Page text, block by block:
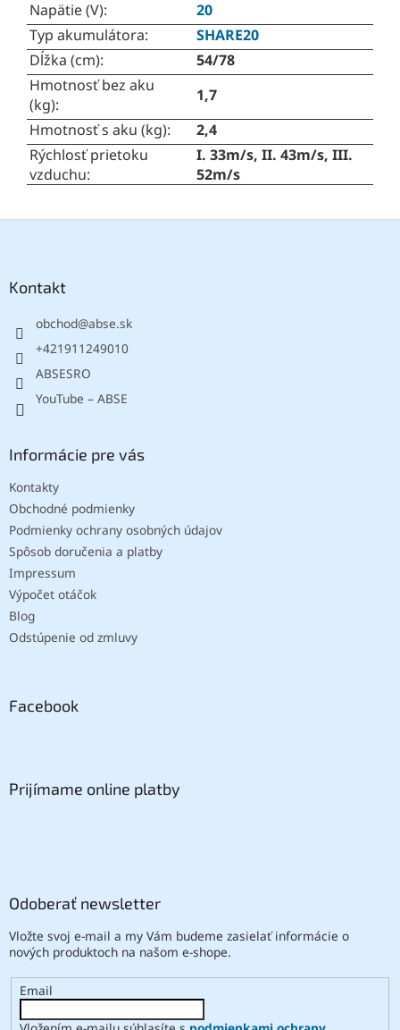
Napätie (V):
20
Typ akumulátora:
SHARE20
Dĺžka (cm):
54/78
Hmotnosť bez aku
(kg):
1,7
Hmotnosť s aku (kg):
2,4
Rýchlosť prietoku
vzduchu:
I. 33m/s, II. 43m/s, III.
52m/s
Kontakt
obchod@abse.sk
+421911249010
ABSESRO
YouTube – ABSE
Informácie pre vás
Kontakty
Obchodné podmienky
Podmienky ochrany osobných údajov
Spôsob doručenia a platby
Impressum
Výpočet otáčok
Blog
Odstúpenie od zmluvy
Facebook
Prijímame online platby
Odoberať newsletter
Vložte svoj e-mail a my Vám budeme zasielať informácie o
nových produktoch na našom e-shope.
Email